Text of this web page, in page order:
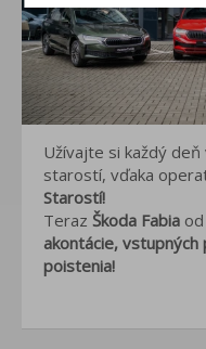
Užívajte si každý
starostí, vďaka
Starostí!
Teraz Škoda Fabia od
akontácie,
poistenia!